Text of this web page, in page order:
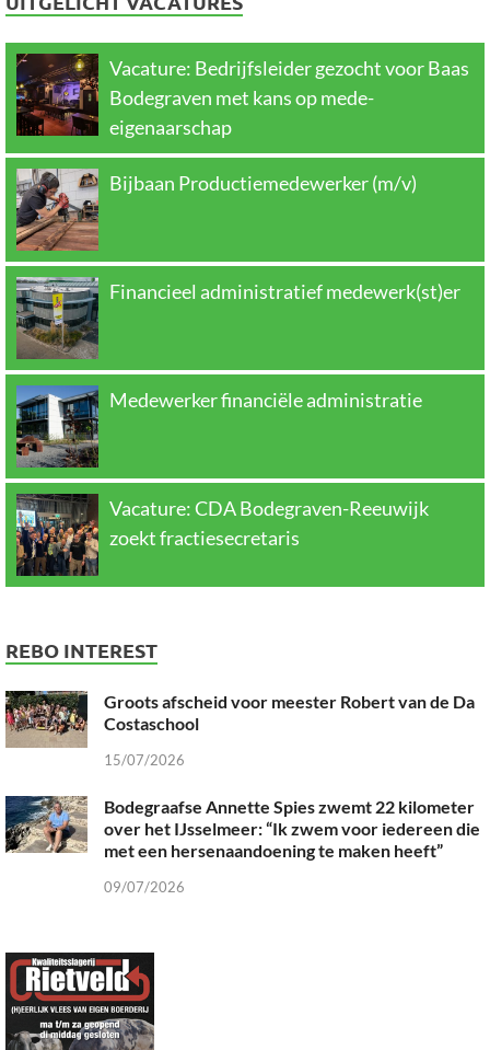
Vacature: Bedrijfsleider gezocht voor Baas
Bodegraven met kans op mede-
eigenaarschap
Bijbaan Productiemedewerker (m/v)
Financieel administratief medewerk(st)er
Medewerker financiële administratie
Vacature: CDA Bodegraven-Reeuwijk
zoekt fractiesecretaris
REBO INTEREST
Groots afscheid voor meester Robert van de Da
Costaschool
15/07/2026
Bodegraafse Annette Spies zwemt 22 kilometer
over het IJsselmeer: “Ik zwem voor iedereen die
met een hersenaandoening te maken heeft”
09/07/2026